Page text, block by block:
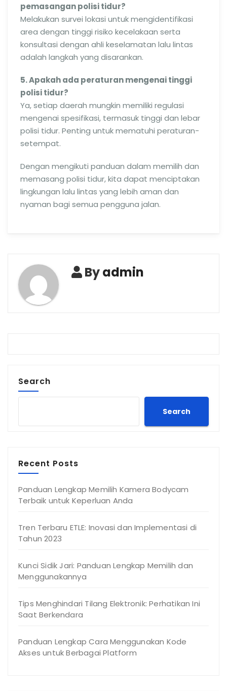
pemasangan polisi tidur?
Melakukan survei lokasi untuk mengidentifikasi
area dengan tinggi risiko kecelakaan serta
konsultasi dengan ahli keselamatan lalu lintas
adalah langkah yang disarankan.
5. Apakah ada peraturan mengenai tinggi
polisi tidur?
Ya, setiap daerah mungkin memiliki regulasi
mengenai spesifikasi, termasuk tinggi dan lebar
polisi tidur. Penting untuk mematuhi peraturan-
setempat.
Dengan mengikuti panduan dalam memilih dan
memasang polisi tidur, kita dapat menciptakan
lingkungan lalu lintas yang lebih aman dan
nyaman bagi semua pengguna jalan.
Byadmin
Search
Search
Recent Posts
Panduan Lengkap Memilih Kamera Bodycam
Terbaik untuk Keperluan Anda
Tren Terbaru ETLE: Inovasi dan Implementasi di
Tahun 2023
Kunci Sidik Jari: Panduan Lengkap Memilih dan
Menggunakannya
Tips Menghindari Tilang Elektronik: Perhatikan Ini
Saat Berkendara
Panduan Lengkap Cara Menggunakan Kode
Akses untuk Berbagai Platform